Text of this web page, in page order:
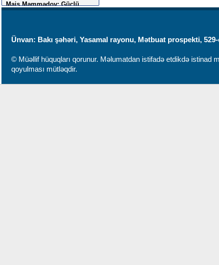
Mais Məmmədov: Güclü
Ünvan: Bakı şəhəri, Yasamal rayonu, Mətbuat prospekti,
© Müəllif hüquqları qorunur. Məlumatdan istifadə etdikdə istinad
qoyulması mütləqdir.